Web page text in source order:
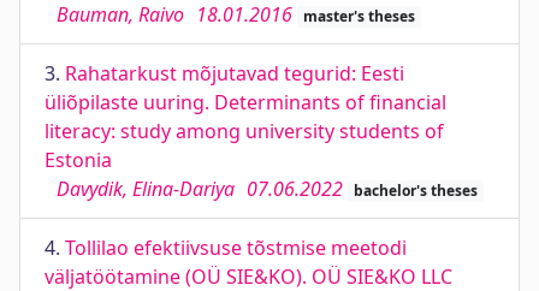
Bauman, Raivo 18.01.2016 master's theses
3. Rahatarkust mõjutavad tegurid: Eesti
üliõpilaste uuring. Determinants of financial
literacy: study among university students of
Estonia
Davydik, Elina-Dariya 07.06.2022 bachelor's theses
4. Tollilao efektiivsuse tõstmise meetodi
väljatöötamine (OÜ SIE&KO). OÜ SIE&KO LLC